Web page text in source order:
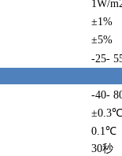
1W/
±1%
±5%
-25-
-40-
±0.3℃
0.1℃
30秒